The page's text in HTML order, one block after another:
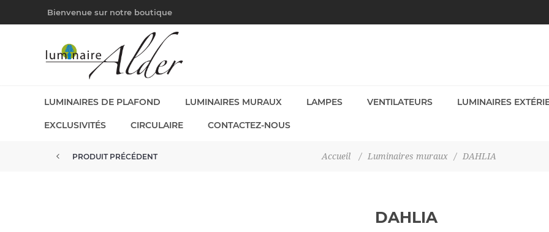
Bienvenue sur notre boutique
LUMINAIRES DE PLAFOND LUMINAIRES MURAUX LAMPES VENTILATEURS LUMINAIRES
EXCLUSIVITÉS CIRCULAIRE CONTACTEZ-NOUS
Accueil / Luminaires muraux / DAHLIA
PRODUIT PRÉCÉDENT
DAHLIA